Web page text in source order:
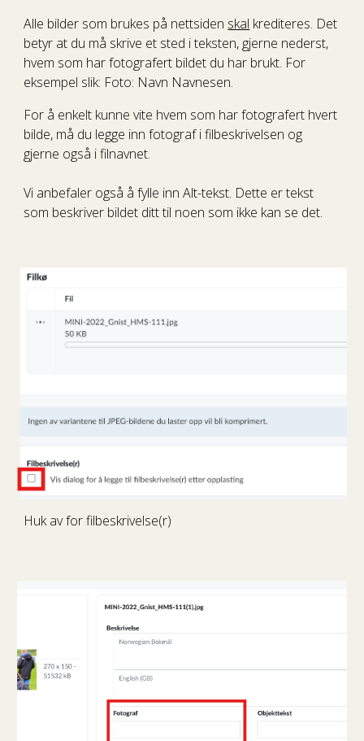
Alle bilder som brukes på nettsiden skal krediteres. Det
betyr at du må skrive et sted i teksten, gjerne nederst,
hvem som har fotografert bildet du har brukt. For
eksempel slik: Foto: Navn Navnesen.
For å enkelt kunne vite hvem som har fotografert hvert
bilde, må du legge inn fotograf i filbeskrivelsen og
gjerne også i filnavnet.
Vi anbefaler også å fylle inn Alt-tekst. Dette er tekst
som beskriver bildet ditt til noen som ikke kan se det.
Huk av for filbeskrivelse(r)